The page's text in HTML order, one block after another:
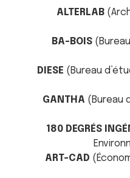
ALTERLAB
BA-BOIS
DIESE (Bureau
GANTHA (Bureau
180 DEGRÉS
ART-CAD